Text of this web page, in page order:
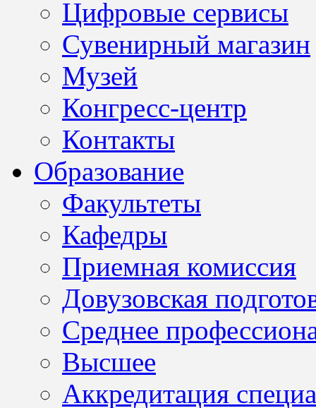
Цифровые сервисы
Сувенирный магазин
Музей
Конгресс-центр
Контакты
Образование
Факультеты
Кафедры
Приемная комиссия
Довузовская
Среднее
Высшее
Аккредитация